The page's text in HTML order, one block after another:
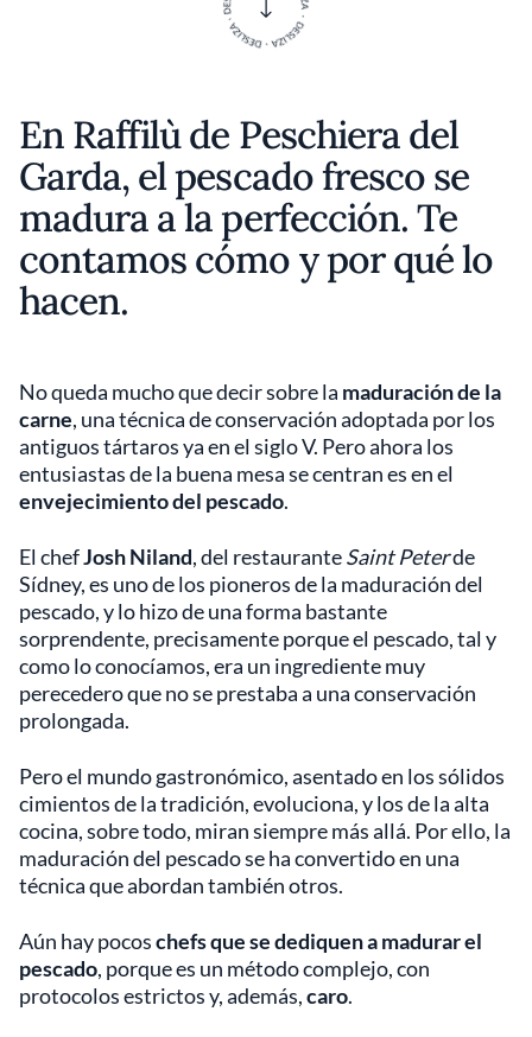
En Raffilù de Peschiera del
Garda, el pescado fresco se
madura a la perfección. Te
contamos cómo y por qué lo
hacen.
No queda mucho que decir sobre la maduración de la
carne, una técnica de conservación adoptada por los
antiguos tártaros ya en el siglo V. Pero ahora los
entusiastas de la buena mesa se centran es en el
envejecimiento del pescado.
El chefJosh Niland, del restauranteSaint Peterde
Sídney, es uno de los pioneros de la maduración del
pescado, y lo hizo de una forma bastante
sorprendente, precisamente porque el pescado, tal y
como lo conocíamos, era un ingrediente muy
perecedero que no se prestaba a una conservación
prolongada.
Pero el mundo gastronómico, asentado en los sólidos
cimientos de la tradición, evoluciona, y los de la alta
cocina, sobre todo, miran siempre más allá. Por ello, la
maduración del pescado se ha convertido en una
técnica que abordan también otros.
Aún hay pocoschefs que se dediquen a madurar el
pescado, porque es un método complejo, con
protocolos estrictos y, además,caro.